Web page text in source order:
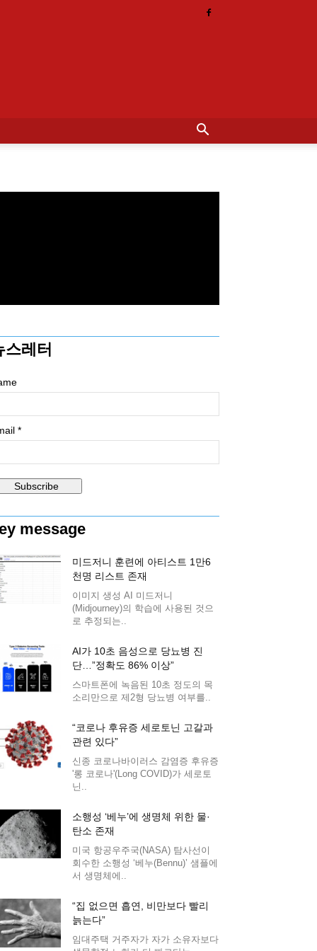
스레터
*
message
미드저니 훈련에 아티스트 1만6
천명 리스트 존재
이미지 생성 AI 미드저니
(Midjourney)의 학습에 사용된 것으
로 추정되는..
AI가 10초 음성으로 당뇨병 진
단…”정확도 86% 이상”
스마트폰에 녹음된 10초 정도의 목
소리만으로 제2형 당뇨병 여부를..
“코로나 후유증 세로토닌 고갈과
관련 있다”
신종 코로나바이러스 감염증 후유증
'롱 코로나'(Long COVID)가 세로토
닌..
소행성 ‘베누’에 생명체 위한 물·
탄소 존재
미국 항공우주국(NASA) 탐사선이
회수한 소행성 ‘베누(Bennu)’ 샘플에
서 생명체에..
“집 없으면 흡연, 비만보다 빨리
늙는다”
임대주택 거주자가 자가 소유자보다